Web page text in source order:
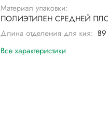
Материал упаковки:
ПОЛИЭТИЛЕН СРЕДНЕЙ
Длина отделения для кия:
Все характеристики